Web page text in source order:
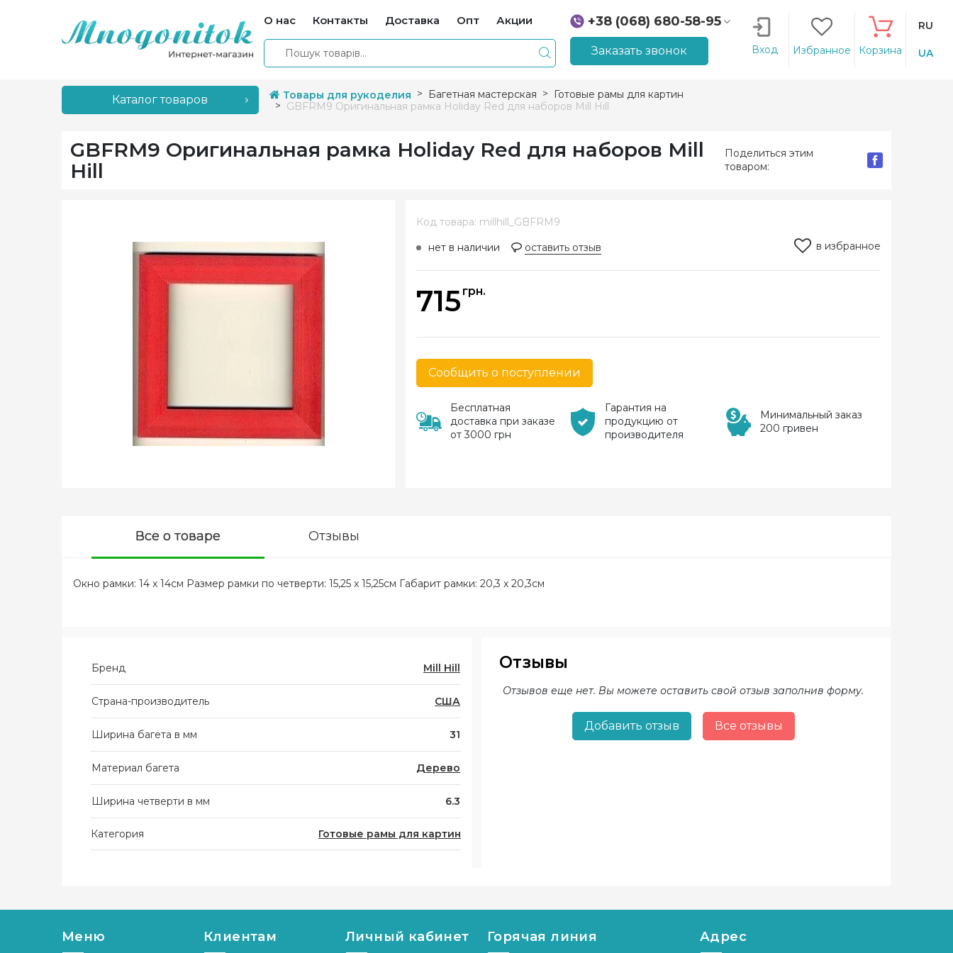
О нас Контакты Доставка Опт Акции
+38 (068) 680-58-95
+38 (066) 207-14-90
Заказать звонок Вход Избранное Корзина
RU
UA
Каталог товаров Товары для рукоделия Багетная мастерская
Готовые рамы для картин
GBFRM9 Оригинальная рамка Holiday Red для наборов Mill Hill
GBFRM9 Оригинальная рамка Holiday Red для наборов Mill
Hill
Поделиться этим
товаром:
Код товара: millhill_GBFRM9
нет в наличии
оставить отзыв в избранное
715 грн.
Сообщить о поступлении
Бесплатная
доставка при заказе
от 3000 грн
Гарантия на
продукцию от
производителя
Минимальный заказ
200 гривен
Все о товаре Отзывы
Окно рамки: 14 x 14см Размер рамки по четверти: 15,25 x 15,25см Габарит рамки: 20,3 x 20,3см
Бренд Mill Hill
Страна-производитель США
Ширина багета в мм 31
Материал багета Дерево
Ширина четверти в мм 6.3
Категория Готовые рамы для картин
Отзывы
Отзывов еще нет. Вы можете оставить свой отзыв заполнив форму.
Добавить отзыв Все отзывы
Меню Клиентам Личный кабинет Горячая линия Адрес